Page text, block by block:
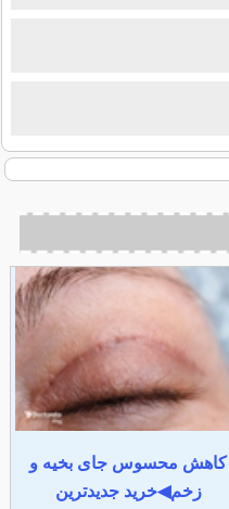
کاهش محسوس جای بخیه و
زخم◀خرید جدیدترین